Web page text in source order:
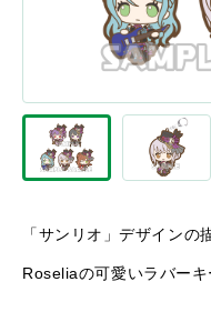
「サンリオ」デザインの
Roseliaの可愛いラバーキ